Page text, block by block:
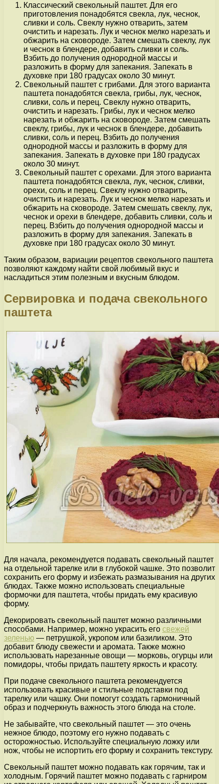
Классический свекольный паштет. Для его
приготовления понадобятся свекла, лук, чеснок,
сливки и соль. Свеклу нужно отварить, затем
очистить и нарезать. Лук и чеснок мелко нарезать и
обжарить на сковороде. Затем смешать свеклу, лук
и чеснок в блендере, добавить сливки и соль.
Взбить до получения однородной массы и
разложить в форму для запекания. Запекать в
духовке при 180 градусах около 30 минут.
Свекольный паштет с грибами. Для этого варианта
паштета понадобятся свекла, грибы, лук, чеснок,
сливки, соль и перец. Свеклу нужно отварить,
очистить и нарезать. Грибы, лук и чеснок мелко
нарезать и обжарить на сковороде. Затем смешать
свеклу, грибы, лук и чеснок в блендере, добавить
сливки, соль и перец. Взбить до получения
однородной массы и разложить в форму для
запекания. Запекать в духовке при 180 градусах
около 30 минут.
Свекольный паштет с орехами. Для этого варианта
паштета понадобятся свекла, лук, чеснок, сливки,
орехи, соль и перец. Свеклу нужно отварить,
очистить и нарезать. Лук и чеснок мелко нарезать и
обжарить на сковороде. Затем смешать свеклу, лук,
чеснок и орехи в блендере, добавить сливки, соль и
перец. Взбить до получения однородной массы и
разложить в форму для запекания. Запекать в
духовке при 180 градусах около 30 минут.
Таким образом, вариации рецептов свекольного паштета
позволяют каждому найти свой любимый вкус и
насладиться этим полезным и вкусным блюдом.
Сервировка и подача свекольного
паштета
Для начала, рекомендуется подавать свекольный паштет
на отдельной тарелке или в глубокой чашке. Это позволит
сохранить его форму и избежать размазывания на других
блюдах. Также можно использовать специальные
формочки для паштета, чтобы придать ему красивую
форму.
Декорировать свекольный паштет можно различными
способами. Например, можно украсить его свежей
зеленью — петрушкой, укропом или базиликом. Это
добавит блюду свежести и аромата. Также можно
использовать нарезанные овощи — морковь, огурцы или
помидоры, чтобы придать паштету яркость и красоту.
При подаче свекольного паштета рекомендуется
использовать красивые и стильные подставки под
тарелку или чашку. Они помогут создать гармоничный
образ и подчеркнуть важность этого блюда на столе.
Не забывайте, что свекольный паштет — это очень
нежное блюдо, поэтому его нужно подавать с
осторожностью. Используйте специальную ложку или
нож, чтобы не испортить его форму и сохранить текстуру.
Свекольный паштет можно подавать как горячим, так и
холодным. Горячий паштет можно подавать с гарниром